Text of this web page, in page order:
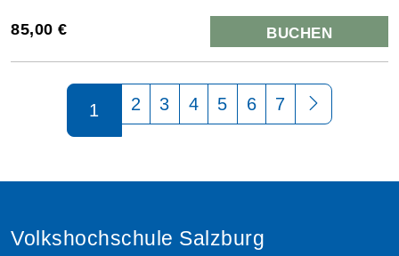
85,00 € BUCHEN
Seite 1 von 7
1 2 3 4 5 6 7
Volkshochschule Salzburg